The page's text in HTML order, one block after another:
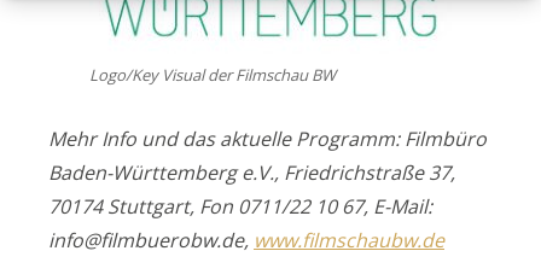
Logo/Key Visual der Filmschau BW
Mehr Info und das aktuelle Programm: Filmbüro
Baden-Württemberg e.V., Friedrichstraße 37,
70174 Stuttgart, Fon 0711/22 10 67, E-Mail:
info@filmbuerobw.de, www.filmschaubw.de